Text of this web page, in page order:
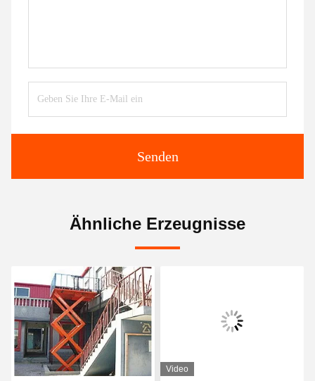
Senden
Ähnliche Erzeugnisse
Video